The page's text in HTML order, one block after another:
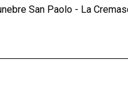
San Paolo - La